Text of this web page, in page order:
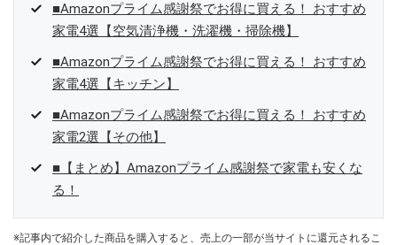
■Amazonプライム感謝祭でお得に買える！ おすすめ
家電4選【空気清浄機・洗濯機・掃除機】
■Amazonプライム感謝祭でお得に買える！ おすすめ
家電4選【キッチン】
■Amazonプライム感謝祭でお得に買える！ おすすめ
家電2選【その他】
■【まとめ】Amazonプライム感謝祭で家電も安くな
る！
※記事内で紹介した商品を購入すると、売上の一部が当サイトに還元されるこ